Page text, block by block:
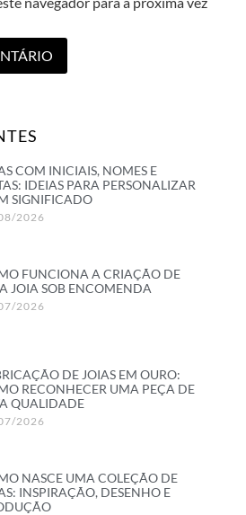
COM INICIAIS, NOMES E
IDEIAS PARA PERSONALIZAR
SIGNIFICADO
2026
FUNCIONA A CRIAÇÃO DE
JOIA SOB ENCOMENDA
2026
DE JOIAS EM OURO:
RECONHECER UMA PEÇA DE
QUALIDADE
2026
NASCE UMA COLEÇÃO DE
INSPIRAÇÃO, DESENHO E